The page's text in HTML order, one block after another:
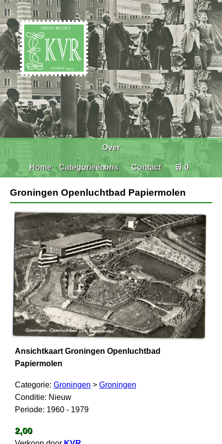
Home Categorieën
Over
ons Contact 🛒 0
Groningen Openluchtbad Papiermolen
Ansichtkaart Groningen Openluchtbad
Papiermolen
Categorie: Groningen > Groningen
Conditie: Nieuw
Periode: 1960 - 1979
2,00